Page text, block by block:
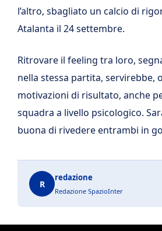
l’altro, sbagliato un calcio di
Atalanta il 24 settembre.
Ritrovare il feeling tra loro,
nella stessa partita, servirebbe,
motivazioni di risultato, anche
squadra a livello psicologico.
buona di rivedere entrambi in
R
redazione
Redazione SpazioInter